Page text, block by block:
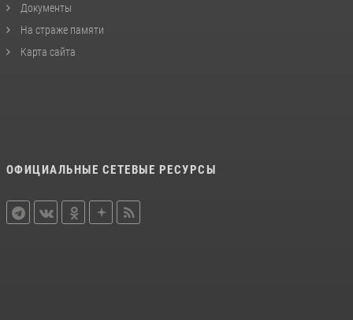
Документы
На страже памяти
Карта сайта
ОФИЦИАЛЬНЫЕ СЕТЕВЫЕ РЕСУРСЫ